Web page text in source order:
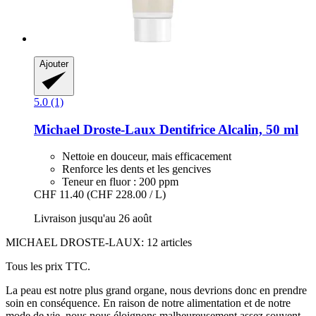
Ajouter
5.0 (1)
Michael Droste-Laux Dentifrice Alcalin, 50 ml
Nettoie en douceur, mais efficacement
Renforce les dents et les gencives
Teneur en fluor : 200 ppm
CHF 11.40 (CHF 228.00 / L)
Livraison jusqu'au 26 août
MICHAEL DROSTE-LAUX: 12 articles
Tous les prix TTC.
La peau est notre plus grand organe, nous devrions donc en prendre
soin en conséquence. En raison de notre alimentation et de notre